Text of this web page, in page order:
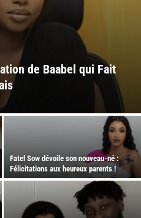
de Baabel qui Fait
Fatel Sow dévoile son nouveau-né :
Félicitations aux heureux parents !